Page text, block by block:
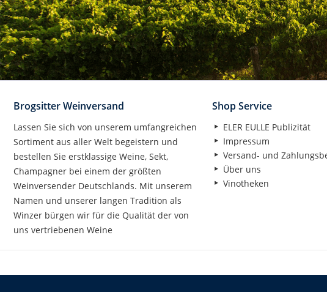
Brogsitter Weinversand
Lassen Sie sich von unserem umfangreichen
Sortiment aus aller Welt begeistern und
bestellen Sie erstklassige Weine, Sekt,
Champagner bei einem der größten
Weinversender Deutschlands. Mit unserem
Namen und unserer langen Tradition als
Winzer bürgen wir für die Qualität der von
uns vertriebenen Weine
Shop Service
ELER EULLE Publizität
Impressum
Versand- und
Über uns
Vinotheken